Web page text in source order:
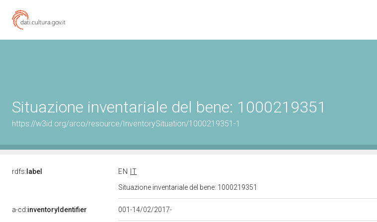
Situazione inventariale del bene: 1000219351
https://w3id.org/arco/resource/InventorySituation/1000219351-1
rdfs: label EN
IT
Situazione inventariale del bene: 1000219351
a-cd:inventoryIdentifier 001-14/02/2017-